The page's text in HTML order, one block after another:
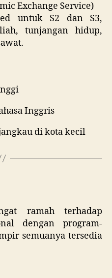
Exchange Service)
untuk S2 dan S3,
tunjangan hidup,
Inggris
di kota kecil
ramah terhadap
dengan program-
semuanya tersedia